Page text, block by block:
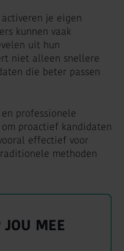
activeren je eigen
kunnen vaak
uit hun
niet alleen snellere
die beter passen
professionele
proactief kandidaten
effectief voor
methoden
MEE